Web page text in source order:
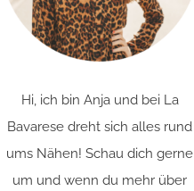
Hi, ich bin Anja und bei La
Bavarese dreht sich alles rund
ums Nähen! Schau dich gerne
um und wenn du mehr über